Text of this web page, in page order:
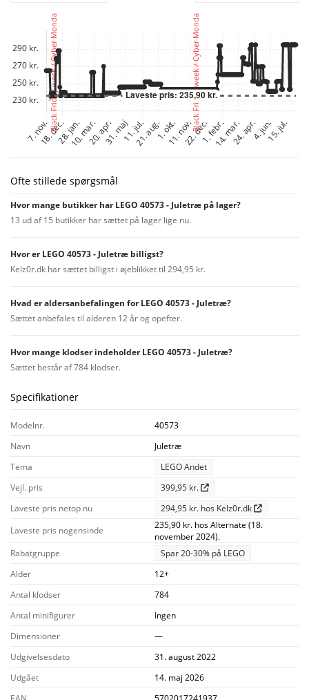
Ofte stillede spørgsmål
Hvor mange butikker har LEGO 40573 - Juletræ på lager?
13 ud af 15 butikker har sættet på lager lige nu.
Hvor er LEGO 40573 - Juletræ billigst?
Kelz0r.dk har sættet billigst i øjeblikket til 294,95 kr.
Hvad er aldersanbefalingen for LEGO 40573 - Juletræ?
Sættet anbefales til alderen 12 år og opefter.
Hvor mange klodser indeholder LEGO 40573 - Juletræ?
Sættet består af 784 klodser.
Specifikationer
Modelnr.
40573
Navn
Juletræ
Tema
LEGO Andet
Vejl. pris
399,95 kr.
Laveste pris netop nu
294,95 kr. hos Kelz0r.dk
Laveste pris nogensinde
235,90 kr. hos Alternate (18.
november 2024).
Rabatgruppe
Spar 20-30% på LEGO
Alder
12+
Antal klodser
784
Antal minifigurer
Ingen
Dimensioner
—
Udgivelsesdato
31. august 2022
Udgået
14. maj 2026